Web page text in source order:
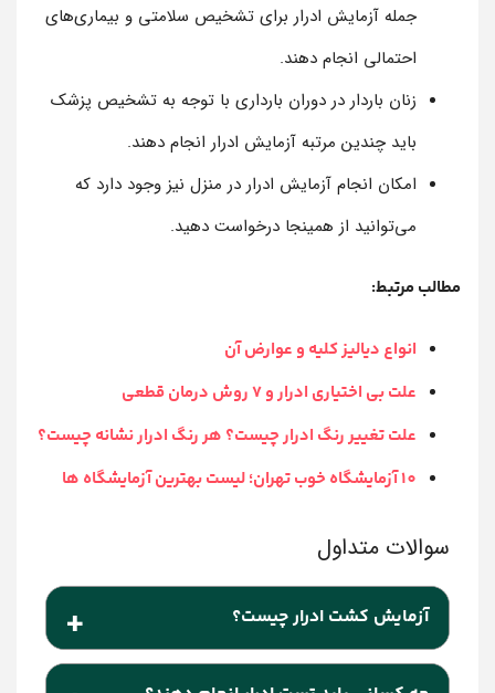
جمله آزمایش ادرار برای تشخیص سلامتی و بیماری‌های
احتمالی انجام دهند.
زنان باردار در دوران بارداری با توجه به تشخیص پزشک
باید چندین مرتبه آزمایش ادرار انجام دهند.
امکان انجام آزمایش ادرار در منزل نیز وجود دارد که
می‌توانید از همینجا درخواست دهید.
مطالب مرتبط:
انواع دیالیز کلیه و عوارض آن
علت بی اختیاری ادرار و 7 روش درمان قطعی
علت تغییر رنگ ادرار چیست؟ هر رنگ ادرار نشانه چیست؟
10 آزمایشگاه خوب تهران؛ لیست بهترین آزمایشگاه ها
آزمایش کشت ادرار چیست؟
آزمایش ادرار می‌تواند شامل چندین آزمایش مختلف،